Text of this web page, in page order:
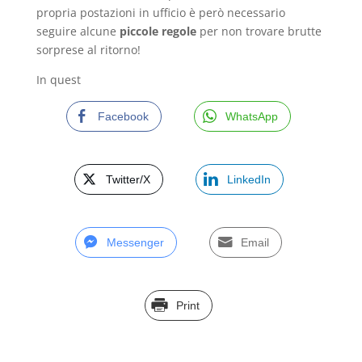
propria postazioni in ufficio è però necessario
seguire alcune piccole regole per non trovare brutte
sorprese al ritorno!
In quest
Facebook WhatsApp
Twitter/X LinkedIn
Messenger Email
Print